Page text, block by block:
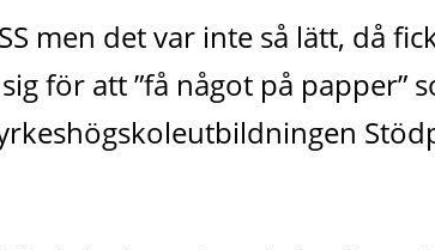
men det var inte så lätt, då
för att ”få något på papper”